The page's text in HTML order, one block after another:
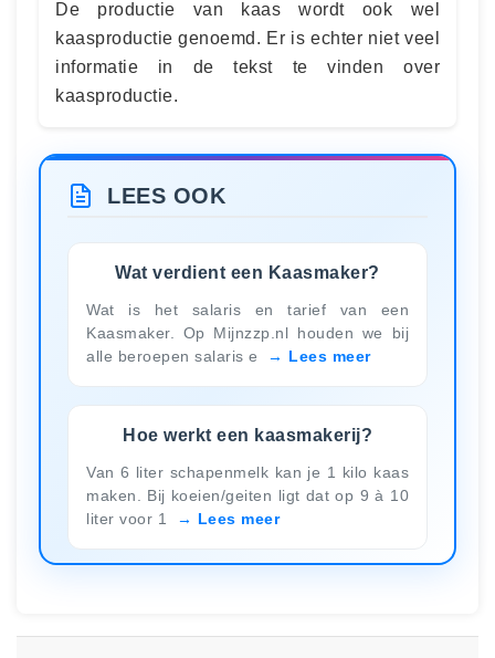
De productie van kaas wordt ook wel
kaasproductie genoemd. Er is echter niet veel
informatie in de tekst te vinden over
kaasproductie.
LEES OOK
Wat verdient een Kaasmaker?
Wat is het salaris en tarief van een
Kaasmaker. Op Mijnzzp.nl houden we bij
alle beroepen salaris e
Lees meer
Hoe werkt een kaasmakerij?
Van 6 liter schapenmelk kan je 1 kilo kaas
maken. Bij koeien/geiten ligt dat op 9 à 10
liter voor 1
Lees meer